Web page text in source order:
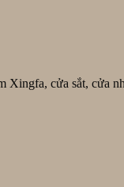
Xingfa, cửa sắt, cửa